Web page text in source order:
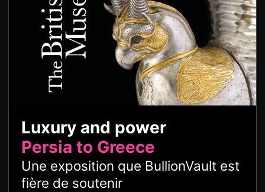
Luxury and power
Persia to Greece
Une exposition que BullionVault est
fière de soutenir